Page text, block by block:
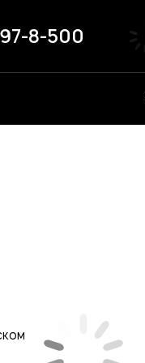
8-500